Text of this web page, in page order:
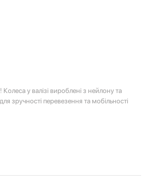
у валізі вироблені з нейлону та
зручності перевезення та мобільності